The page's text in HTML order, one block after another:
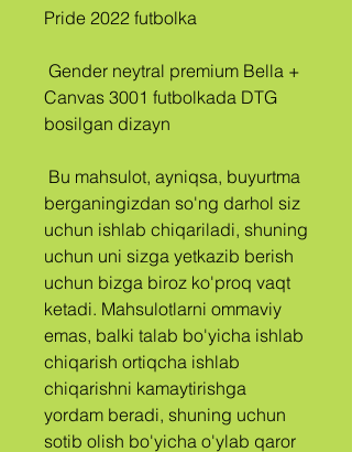
Pride 2022 futbolka
Canvas 3001 futbolkada DTG
bosilgan dizayn
berganingizdan so'ng darhol siz
uchun ishlab chiqariladi, shuning
uchun uni sizga yetkazib berish
uchun bizga biroz ko'proq vaqt
ketadi. Mahsulotlarni ommaviy
emas, balki talab bo'yicha ishlab
chiqarish ortiqcha ishlab
chiqarishni kamaytirishga
yordam beradi, shuning uchun
sotib olish bo'yicha o'ylab qaror